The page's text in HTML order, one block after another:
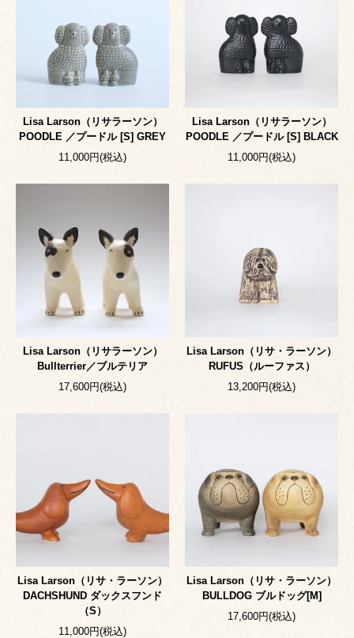
Lisa Larson（リサラーソン）
POODLE ／プードル [S] GREY
11,000円(税込)
Lisa Larson（リサラーソン）
POODLE ／プードル [S] BLACK
11,000円(税込)
Lisa Larson（リサラーソン）
Bullterrier／ブルテリア
17,600円(税込)
Lisa Larson（リサ・ラーソン）
RUFUS（ルーファス）
13,200円(税込)
Lisa Larson（リサ・ラーソン）
DACHSHUND ダックスフンド
（S）
11,000円(税込)
Lisa Larson（リサ・ラーソン）
BULLDOG ブルドッグ[M]
17,600円(税込)